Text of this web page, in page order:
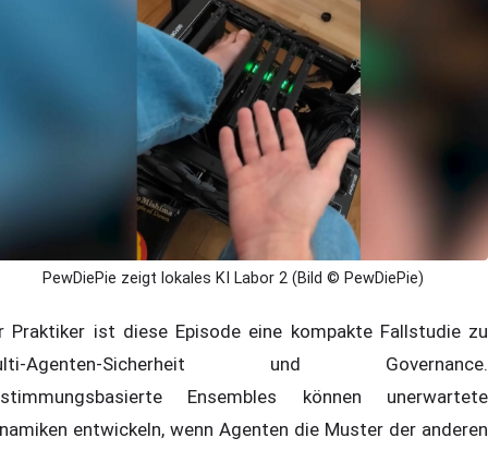
PewDiePie zeigt lokales KI Labor 2 (Bild © PewDiePie)
Praktiker ist diese Episode eine kompakte Fallstudie zu
Agenten-Sicherheit und Governance.
Ensembles können unerwartete
entwickeln, wenn Agenten die Muster der anderen